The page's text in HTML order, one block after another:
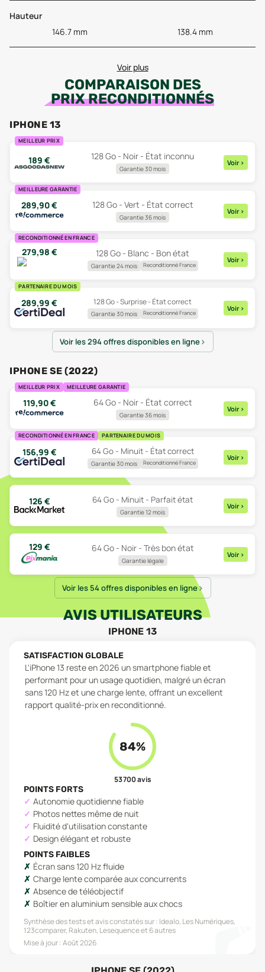
Hauteur
146.7 mm
138.4 mm
Voir plus
COMPARAISON DES
PRIX RECONDITIONNÉS
IPHONE 13
MEILLEUR PRIX
189 € 128 Go - Noir - État inconnu
Garantie 30 mois
Voir >
MEILLEURE GARANTIE
289,90€ 128 Go - Vert - État correct
Garantie 36 mois
Voir >
RECONDITIONNÉ EN FRANCE
279,98 € 128 Go - Blanc - Bon état
Garantie 24 mois Reconditionné France
Voir >
PARTENAIRE DU MOIS
289,99 € 128 Go - Surprise - État correct
Garantie 30 mois Reconditionné France
Voir >
Voir les 294 offres disponibles en ligne
IPHONE SE (2022)
MEILLEUR PRIX MEILLEURE GARANTIE
119,90€ 64 Go - Noir - État correct
Garantie 36 mois
Voir >
RECONDITIONNÉ EN FRANCE PARTENAIRE DU MOIS
156,99 € 64 Go - Minuit - État correct
Garantie 30 mois Reconditionné France
Voir >
126 € 64 Go - Minuit - Parfait état
Garantie 12 mois
Voir >
129 € 64 Go - Noir - Très bon état
Garantie légale
Voir >
Voir les 54 offres disponibles en ligne
AVIS UTILISATEURS
IPHONE 13
SATISFACTION GLOBALE
L'iPhone 13 reste en 2026 un smartphone fiable et
performant pour un usage quotidien, malgré un écran
sans 120 Hz et une charge lente, offrant un excellent
rapport qualité-prix en reconditionné.
84%
53 700avis
POINTS FORTS
Autonomie quotidienne fiable
Photos nettes même de nuit
Fluidité d'utilisation constante
Design élégant et robuste
POINTS FAIBLES
Écran sans 120 Hz fluide
Charge lente comparée aux concurrents
Absence de téléobjectif
Boîtier en aluminium sensible aux chocs
Synthèse des tests et avis constatés sur : Idealo, Les Numériques,
123comparer, Rakuten, Lesequenceet 6 autres
Mise à jour :Août 2026